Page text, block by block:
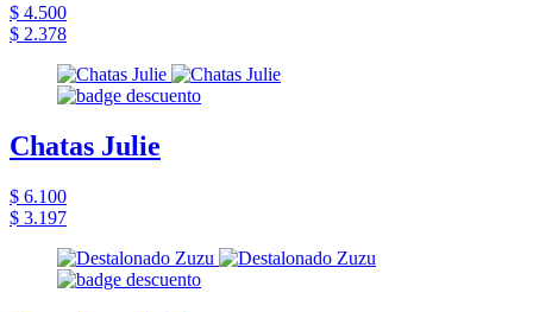
$ 4.500
$ 2.378
Chatas Julie
$ 6.100
$ 3.197